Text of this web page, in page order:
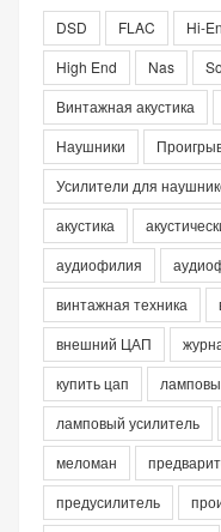
DSD FLAC Hi-
High End
Nas
Винтажная акустика
Наушники
Усилители для
акустика
аудиофилия
винтажная техника
внешний ЦАП
купить цап
ламповый усилитель
меломан
предусилитель